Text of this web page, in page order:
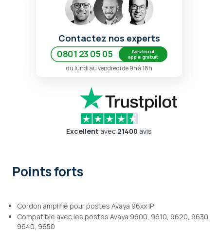
Contactez nos experts
0801 23 05 05
Service et
appel gratuit
du lundi au vendredi de 9h à 18h
Excellent avec 21400 avis
Points forts
Cordon amplifié pour postes Avaya 96xx IP
Compatible avec les postes Avaya 9600, 9610, 9620, 9630,
9640, 9650